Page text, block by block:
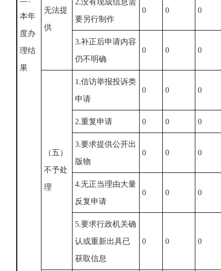
本年
度办
理结
果
无法提
供
2.没有现成信息需
要另行制作
0 0 0
3.补正后申请内容
仍不明确
0 0 0
（五）
不予处
理
1.信访举报投诉类
申请
0 0 0
2.重复申请 0 0 0
3.要求提供公开出
版物
0 0 0
4.无正当理由大量
反复申请
0 0 0
5.要求行政机关确
认或重新出具已
获取信息
0 0 0